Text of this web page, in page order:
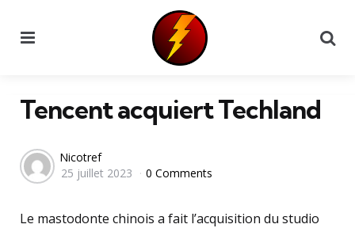
Tencent acquiert Techland
Posted
by
Nicotref
25 juillet 2023
0 Comments
Le mastodonte chinois a fait l’acquisition du studio